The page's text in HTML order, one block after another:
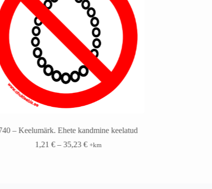
– Keelumärk. Ehete kandmine keelatud
1,21€ – 35,23€ +km